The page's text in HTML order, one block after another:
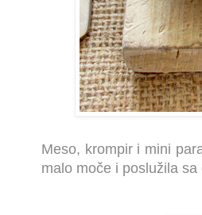
Meso, krompir i mini
malo moče i poslužila